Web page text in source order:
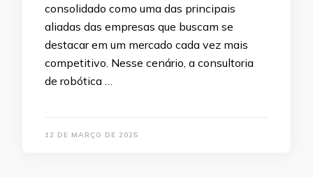
consolidado como uma das principais
aliadas das empresas que buscam se
destacar em um mercado cada vez mais
competitivo. Nesse cenário, a consultoria
de robótica …
12 DE MARÇO DE 2025